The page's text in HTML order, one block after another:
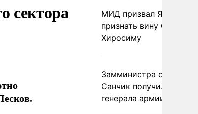
сектора
МИД призвал Японию
признать вину США за
Хиросиму
Замминистра обороны
Санчик получил звание
генерала армии